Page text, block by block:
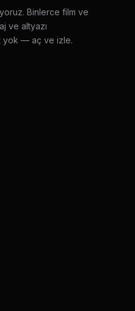
Binlerce film ve
ve altyazı
yok — aç ve izle.